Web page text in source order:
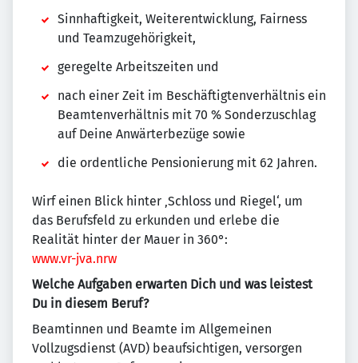
Sinnhaftigkeit, Weiterentwicklung, Fairness
und Teamzugehörigkeit,
geregelte Arbeitszeiten und
nach einer Zeit im Beschäftigtenverhältnis ein
Beamtenverhältnis mit 70 % Sonderzuschlag
auf Deine Anwärterbezüge sowie
die ordentliche Pensionierung mit 62 Jahren.
Wirf einen Blick hinter ‚Schloss und Riegel‘, um
das Berufsfeld zu erkunden und erlebe die
Realität hinter der Mauer in 360°:
www.vr-jva.nrw
Welche Aufgaben erwarten Dich und was leistest
Du in diesem Beruf?
Beamtinnen und Beamte im Allgemeinen
Vollzugsdienst (AVD) beaufsichtigen, versorgen